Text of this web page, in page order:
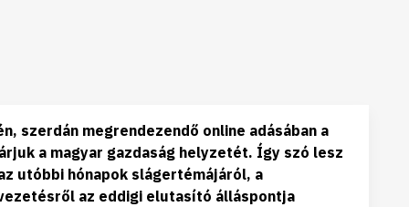
szerdán megrendezendő online adásában a
a magyar gazdaság helyzetét. Így szó lesz
utóbbi hónapok slágertémájáról, a
az eddigi elutasító álláspontja